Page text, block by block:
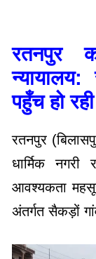
रतनपुर
पहुँच हो
रतनपुर
धार्मिक
आवश्यकता
अंतर्गत सैकड़ों